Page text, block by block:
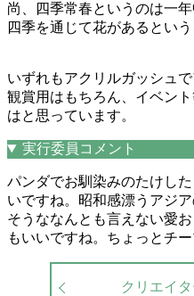
尚、四季常春というのは一
四季を通じて花があるという
いずれもアクリルガッシュ
観賞用はもちろん、イベン
はと思っています。
実行委員コメント
パンダでお馴染みのたけし
いですね。昭和感漂うアジ
そうななんとも言えない愛
もいいですね。ちょっとチ
クリエイ